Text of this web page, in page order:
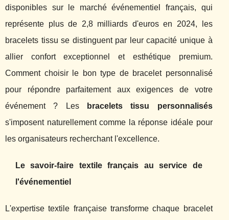
disponibles sur le marché événementiel français, qui
représente plus de 2,8 milliards d'euros en 2024, les
bracelets tissu se distinguent par leur capacité unique à
allier confort exceptionnel et esthétique premium.
Comment choisir le bon type de bracelet personnalisé
pour répondre parfaitement aux exigences de votre
événement ? Les
bracelets tissu personnalisés
s'imposent naturellement comme la réponse idéale pour
les organisateurs recherchant l'excellence.
Le savoir-faire textile français au service de
l'événementiel
L'expertise textile française transforme chaque bracelet